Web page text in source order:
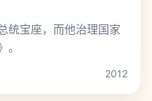
统宝座，而他治理国家
2012